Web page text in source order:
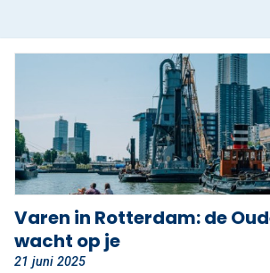
Contact
Over Sloepdelen
Veel gestelde vragen
Werken bij Sloepdelen
Algemene voorwaarden
Nu reserveren
Varen in Rotterdam: de
wacht op je
21 juni 2025